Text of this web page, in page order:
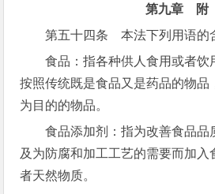
第九章 附
第五十四条 本法下列用语的
食品：指各种供人食用或者饮
按照传统既是食品又是药品的物品
为目的的物品。
食品添加剂：指为改善食品品
及为防腐和加工工艺的需要而加入
者天然物质。